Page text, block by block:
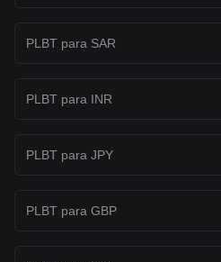
PLBT para SAR
PLBT para INR
PLBT para JPY
PLBT para GBP